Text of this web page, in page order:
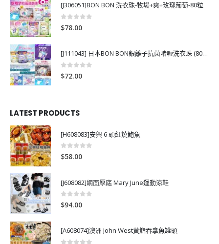
[J306051]BON BON 洗衣珠-牧場+爽+玫瑰葡萄-80粒
0out of 5
$78.00
[J111043] 日本BON BON銀離子抗菌啫喱洗衣珠 (80粒)
0out of 5
$72.00
LATEST PRODUCTS
[H608083]安興 6 頭紅燒鮑魚
0out of 5
$58.00
[J608082]網面厚底 Mary June運動涼鞋
0 out of 5
$94.00
[A608074]澳洲 John West黃鮨吞拿魚罐頭